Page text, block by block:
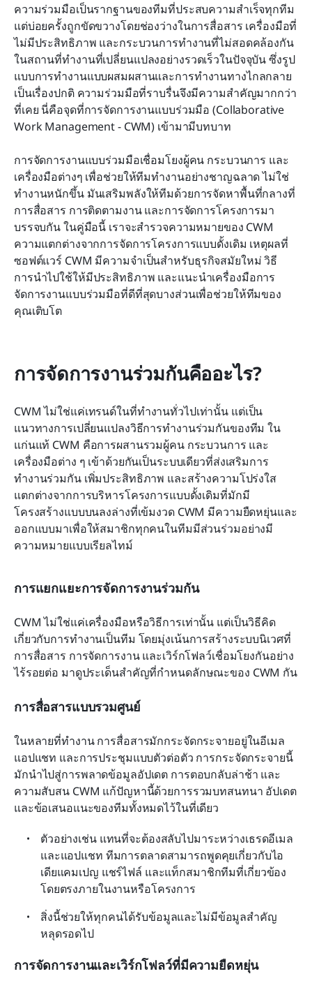
ความร่วมมือเป็นรากฐานของทีมที่ประสบความสำเร็จทุกทีม
แต่บ่อยครั้งถูกขัดขวางโดยช่องว่างในการสื่อสาร เครื่องมือที่
ไม่มีประสิทธิภาพ และกระบวนการทำงานที่ไม่สอดคล้องกัน
ในสถานที่ทำงานที่เปลี่ยนแปลงอย่างรวดเร็วในปัจจุบัน ซึ่งรูป
แบบการทำงานแบบผสมผสานและการทำงานทางไกลกลาย
เป็นเรื่องปกติ ความร่วมมือที่ราบรื่นจึงมีความสำคัญมากกว่า
ที่เคย นี่คือจุดที่การจัดการงานแบบร่วมมือ (Collaborative
Work Management - CWM) เข้ามามีบทบาท
การจัดการงานแบบร่วมมือเชื่อมโยงผู้คน กระบวนการ และ
เครื่องมือต่างๆ เพื่อช่วยให้ทีมทำงานอย่างชาญฉลาด ไม่ใช่
ทำงานหนักขึ้น มันเสริมพลังให้ทีมด้วยการจัดหาพื้นที่กลางที่
การสื่อสาร การติดตามงาน และการจัดการโครงการมา
บรรจบกัน ในคู่มือนี้ เราจะสำรวจความหมายของ CWM
ความแตกต่างจากการจัดการโครงการแบบดั้งเดิม เหตุผลที่
ซอฟต์แวร์ CWM มีความจำเป็นสำหรับธุรกิจสมัยใหม่ วิธี
การนำไปใช้ให้มีประสิทธิภาพ และแนะนำเครื่องมือการ
จัดการงานแบบร่วมมือที่ดีที่สุดบางส่วนเพื่อช่วยให้ทีมของ
คุณเติบโต
การจัดการงานร่วมกันคืออะไร?
CWM ไม่ใช่แค่เทรนด์ในที่ทำงานทั่วไปเท่านั้น แต่เป็น
แนวทางการเปลี่ยนแปลงวิธีการทำงานร่วมกันของทีม ใน
แก่นแท้ CWM คือการผสานรวมผู้คน กระบวนการ และ
เครื่องมือต่าง ๆ เข้าด้วยกันเป็นระบบเดียวที่ส่งเสริมการ
ทำงานร่วมกัน เพิ่มประสิทธิภาพ และสร้างความโปร่งใส
แตกต่างจากการบริหารโครงการแบบดั้งเดิมที่มักมี
โครงสร้างแบบบนลงล่างที่เข้มงวด CWM มีความยืดหยุ่นและ
ออกแบบมาเพื่อให้สมาชิกทุกคนในทีมมีส่วนร่วมอย่างมี
ความหมายแบบเรียลไทม์
การแยกแยะการจัดการงานร่วมกัน
CWM ไม่ใช่แค่เครื่องมือหรือวิธีการเท่านั้น แต่เป็นวิธีคิด
เกี่ยวกับการทำงานเป็นทีม โดยมุ่งเน้นการสร้างระบบนิเวศที่
การสื่อสาร การจัดการงาน และเวิร์กโฟลว์เชื่อมโยงกันอย่าง
ไร้รอยต่อ มาดูประเด็นสำคัญที่กำหนดลักษณะของ CWM กัน
การสื่อสารแบบรวมศูนย์
ในหลายที่ทำงาน การสื่อสารมักกระจัดกระจายอยู่ในอีเมล
แอปแชท และการประชุมแบบตัวต่อตัว การกระจัดกระจายนี้
มักนำไปสู่การพลาดข้อมูลอัปเดต การตอบกลับล่าช้า และ
ความสับสน CWM แก้ปัญหานี้ด้วยการรวมบทสนทนา อัปเดต
และข้อเสนอแนะของทีมทั้งหมดไว้ในที่เดียว
ตัวอย่างเช่น แทนที่จะต้องสลับไปมาระหว่างเธรดอีเมล
และแอปแชท ทีมการตลาดสามารถพูดคุยเกี่ยวกับไอ
เดียแคมเปญ แชร์ไฟล์ และแท็กสมาชิกทีมที่เกี่ยวข้อง
โดยตรงภายในงานหรือโครงการ
สิ่งนี้ช่วยให้ทุกคนได้รับข้อมูลและไม่มีข้อมูลสำคัญ
หลุดรอดไป
การจัดการงานและเวิร์กโฟลว์ที่มีความยืดหยุ่น
ประโยชน์ของซอฟต์แวร์การจัดการงานแบบร่วมมือ
เครื่องมือการจัดการงานร่วมมือชั้นนำเพื่อเพิ่มพลังให้
ทีมของคุณ
การจัดการงานร่วมกันในทีมของคุณทำได้อย่างไร
บทสรุป: อนาคตของการทำงานร่วมกันเริ่มต้นด้วย
CWM
การอ่านที่เกี่ยวข้อง
คำถามที่พบบ่อย